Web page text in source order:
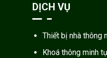
DỊCH VỤ
Thiết bị nhà thông
Khoá thông minh